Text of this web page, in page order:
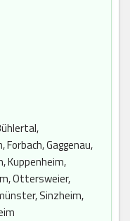
Gaggenau,
Kuppenheim,
Ottersweier,
Sinzheim,